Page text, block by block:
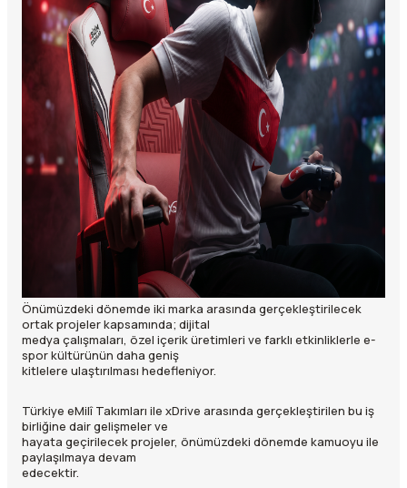
Önümüzdeki dönemde iki marka arasında gerçekleştirilecek
ortak projeler kapsamında; dijital
medya çalışmaları, özel içerik üretimleri ve farklı etkinliklerle e-
spor kültürünün daha geniş
kitlelere ulaştırılması hedefleniyor.
Türkiye eMilî Takımları ile xDrive arasında gerçekleştirilen bu iş
birliğine dair gelişmeler ve
hayata geçirilecek projeler, önümüzdeki dönemde kamuoyu ile
paylaşılmaya devam
edecektir.